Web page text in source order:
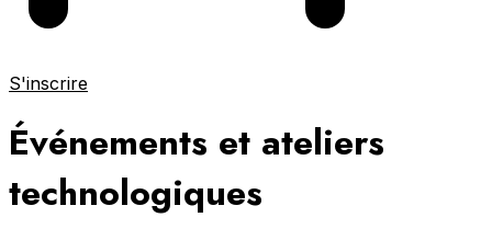
S'inscrire
Événements et ateliers
technologiques